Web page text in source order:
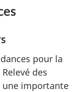
pour la
des
une importante